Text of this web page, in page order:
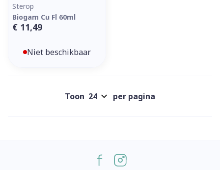
Sterop
Biogam Cu Fl 60ml
€ 11,49
Niet beschikbaar
Toon per pagina